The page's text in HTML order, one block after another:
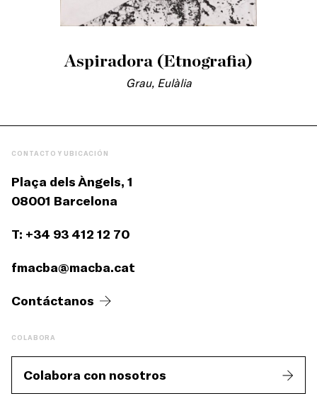
Aspiradora (Etnografia)
Grau, Eulàlia
CONTACTO Y UBICACIÓN
Plaça dels Àngels, 1
08001 Barcelona
T: +34 93 412 12 70
fmacba@macba.cat
Contáctanos
COLABORA
Colabora con nosotros